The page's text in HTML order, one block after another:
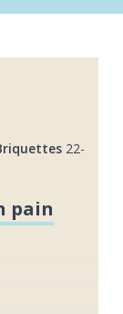
22-
pain